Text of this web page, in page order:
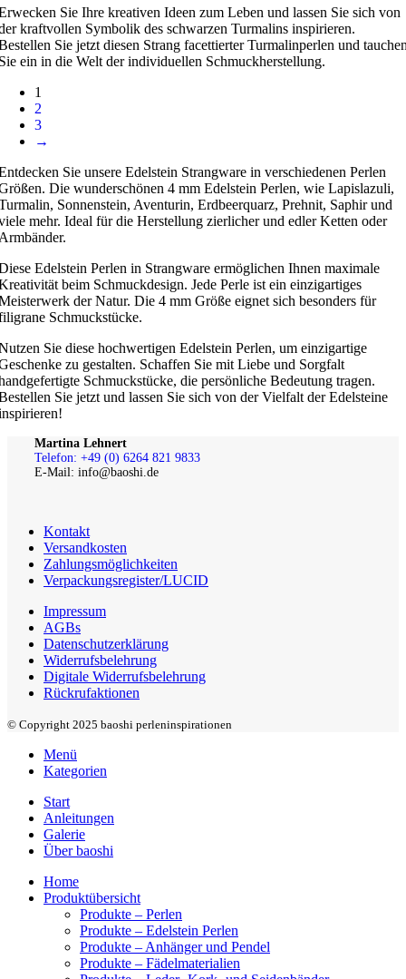
Sie Ihre kreativen Ideen zum Leben und lassen Sie sich von
kraftvollen Symbolik des schwarzen Turmalins inspirieren.
Sie jetzt diesen Strang facettierter Turmalinperlen und
ein in die Welt der individuellen Schmuckherstellung.
1
2
3
→
Sie unsere Edelstein Strangware in verschiedenen Perlen
Die wunderschönen 4 mm Edelstein Perlen, wie Lapislazuli,
Sonnenstein, Aventurin, Erdbeerquarz, Prehnit, Saphir und
mehr. Ideal für die Herstellung zierlicher und edler Ketten oder
Edelstein Perlen in Strangware ermöglichen Ihnen maximale
beim Schmuckdesign. Jede Perle ist ein einzigartiges
der Natur. Die 4 mm Größe eignet sich besonders für
Schmuckstücke.
Sie diese hochwertigen Edelstein Perlen, um einzigartige
zu gestalten. Schaffen Sie mit Liebe und Sorgfalt
Schmuckstücke, die persönliche Bedeutung tragen.
Sie jetzt und lassen Sie sich von der Vielfalt der Edelsteine
Martina Lehnert
Telefon: +49 (0) 6264 821 9833
E-Mail: info@baoshi.de
Kontakt
Versandkosten
Zahlungsmöglichkeiten
Verpackungsregister/LUCID
Impressum
AGBs
Datenschutzerklärung
Widerrufsbelehrung
Digitale Widerrufsbelehrung
Rückrufaktionen
© Copyright 2025 baoshi perleninspirationen
Menü
Kategorien
Start
Anleitungen
Galerie
Über baoshi
Home
Produktübersicht
Produkte – Perlen
Produkte – Edelstein Perlen
Produkte – Anhänger und Pendel
Produkte – Fädelmaterialien